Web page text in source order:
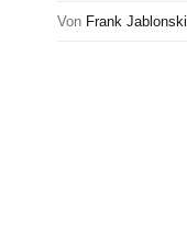
Von Frank Jablonski